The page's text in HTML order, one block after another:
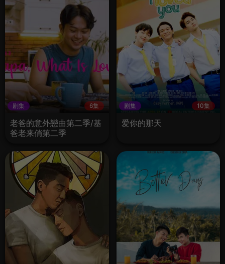
剧集 6集
老爸的意外戀曲第二季/基
爸老来俏第二季
剧集 10集
爱你的那天